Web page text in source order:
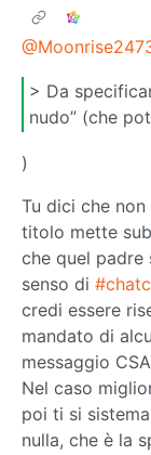
> Da
nudo” (che
)
Tu dici che
titolo mette
che quel padre
senso di
credi essere
mandato di
messaggio
Nel caso
poi ti si
nulla, che è la